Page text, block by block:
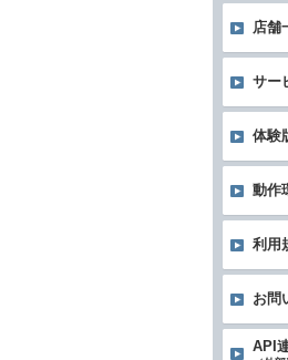
店舗
サー
体験
動作
利用
お問
API